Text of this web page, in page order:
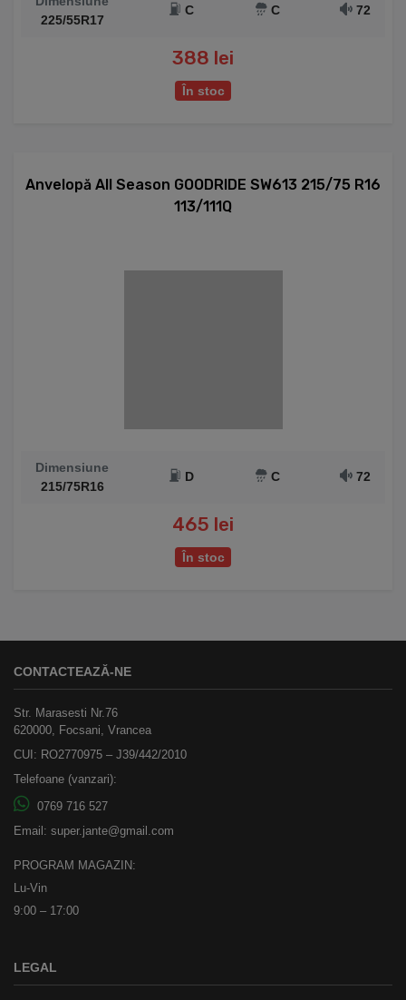
225/55R17
C C 72
388 lei
În stoc
Anvelopă All Season GOODRIDE SW613 215/75 R16
113/111Q
Dimensiune
215/75R16
D C 72
465 lei
În stoc
CONTACTEAZĂ-NE
Str. Marasesti Nr.76
620000, Focsani, Vrancea
CUI: RO2770975 – J39/442/2010
Telefoane (vanzari):
0769 716 527
Email: super.jante@gmail.com
PROGRAM MAGAZIN:
Lu-Vin
9:00 – 17:00
LEGAL